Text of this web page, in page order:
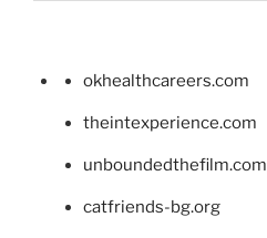
okhealthcareers.com
theintexperience.com
unboundedthefilm.com
catfriends-bg.org